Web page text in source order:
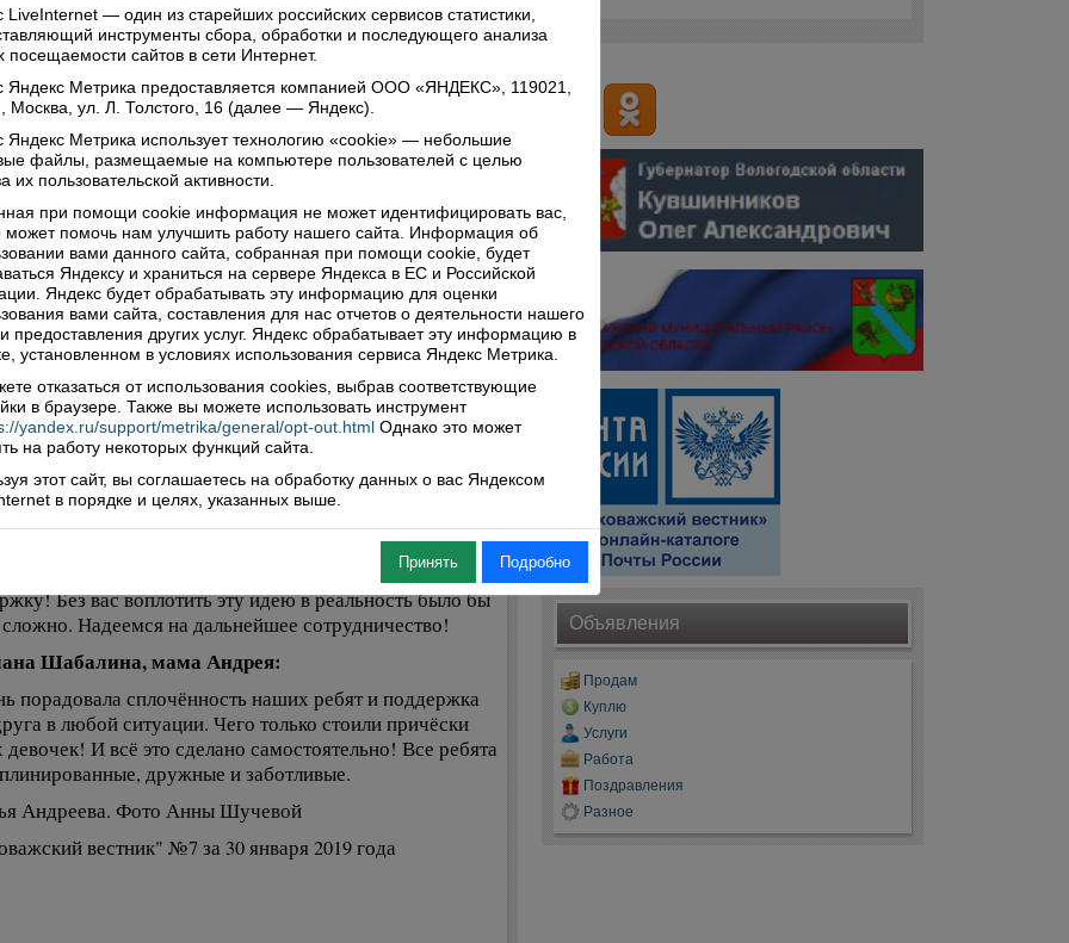
они стали дипломантами (то есть, вышли в
в «Е» классе своей возрастной категории, а в
вышли в финал «D» класса и смогли
до «С» класса, где исполняли все пять танцев – это
Регина стали финалистами в группе «Молодёжь-1
Stars»(Восходящие звёзды). В стандартной программе
место, а в латиноамериканской – 8. Саша и Женя
в классификационной группе «N» класса
категории 10-11 лет. Они заняли 6 место и в
и в латиноамериканской программах.
Стениловская, руководитель СТК «Комильфо»:
ребят с замечательными результатами
Эта поездка получилась очень легкой и
Спасибо родителям за поддержку и терпение.
незаменимой была помощь сопровождающих мам в то
когда я была задействована в судействе! Благодарю
за активность и собранность на всех этапах
от всех участников поездки и их родителей выражаю
благодарность всем, кто оказал финансовую
Без вас воплотить эту идею в реальность было бы
Надеемся на дальнейшее сотрудничество!
Шабалина, мама Андрея:
порадовала сплочённость наших ребят и поддержка
в любой ситуации. Чего только стоили причёски
И всё это сделано самостоятельно! Все ребята
дружные и заботливые.
Андреева. Фото Анны Шучевой
вестник" №7 за 30 января 2019 года
Объявления
Продам
Куплю
Услуги
Работа
Поздравления
Разное
LiveInternet — один из старейших российских сервисов статистики,
инструменты сбора, обработки и последующего анализа
посещаемости сайтов в сети Интернет.
Яндекс Метрика предоставляется компанией ООО «ЯНДЕКС», 119021,
Москва, ул. Л. Толстого, 16 (далее — Яндекс).
Яндекс Метрика использует технологию «cookie» — небольшие
файлы, размещаемые на компьютере пользователей с целью
их пользовательской активности.
при помощи cookie информация не может идентифицировать вас,
может помочь нам улучшить работу нашего сайта. Информация об
вами данного сайта, собранная при помощи cookie, будет
Яндексу и храниться на сервере Яндекса в ЕС и Российской
Яндекс будет обрабатывать эту информацию для оценки
вами сайта, составления для нас отчетов о деятельности нашего
предоставления других услуг. Яндекс обрабатывает эту информацию в
установленном в условиях использования сервиса Яндекс Метрика.
отказаться от использования cookies, выбрав соответствующие
в браузере. Также вы можете использовать инструмент
yandex.ru/support/metrika/general/opt-out.html Однако это может
на работу некоторых функций сайта.
этот сайт, вы соглашаетесь на обработку данных о вас Яндексом
в порядке и целях, указанных выше.
Принять Подробно